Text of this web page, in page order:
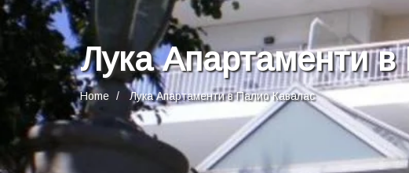
Лука Апартаменти
Home Лука Апартаменти в Палио Кавалас